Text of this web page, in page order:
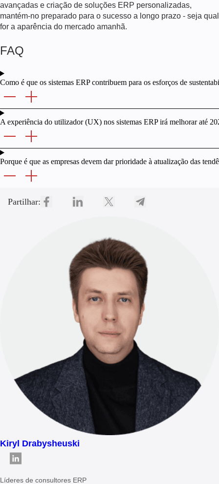
avançadas e criação de soluções ERP personalizadas,
mantém-no preparado para o sucesso a longo prazo - seja qual
for a aparência do mercado amanhã.
FAQ
Como é que os sistemas ERP contribuem para os esforços de
A experiência do utilizador (UX) nos sistemas ERP irá melhorar até
Porque é que as empresas devem dar prioridade à atualização das
Partilhar:
Kiryl Drabysheuski
Líderes de consultores ERP